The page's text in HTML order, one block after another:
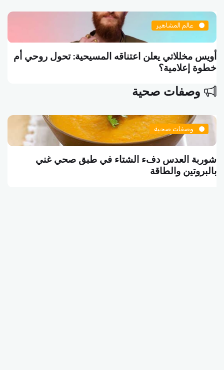
عالم المشاهير
أويس مخللاتي يعلن اعتناقه المسيحية: تحول روحي أم
خطوة إعلامية؟
وصفات صحية
وصفات صحية
شوربة العدس دفء الشتاء في طبق صحي غني
بالبروتين والطاقة